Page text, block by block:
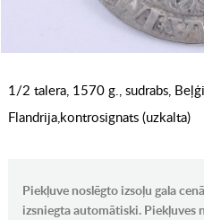
1/2 talera, 1570 g., sudrabs,
Flandrija,kontrosignats (uzkalta)
Piekļuve noslēgto izsoļu gala
izsniegta automātiski.